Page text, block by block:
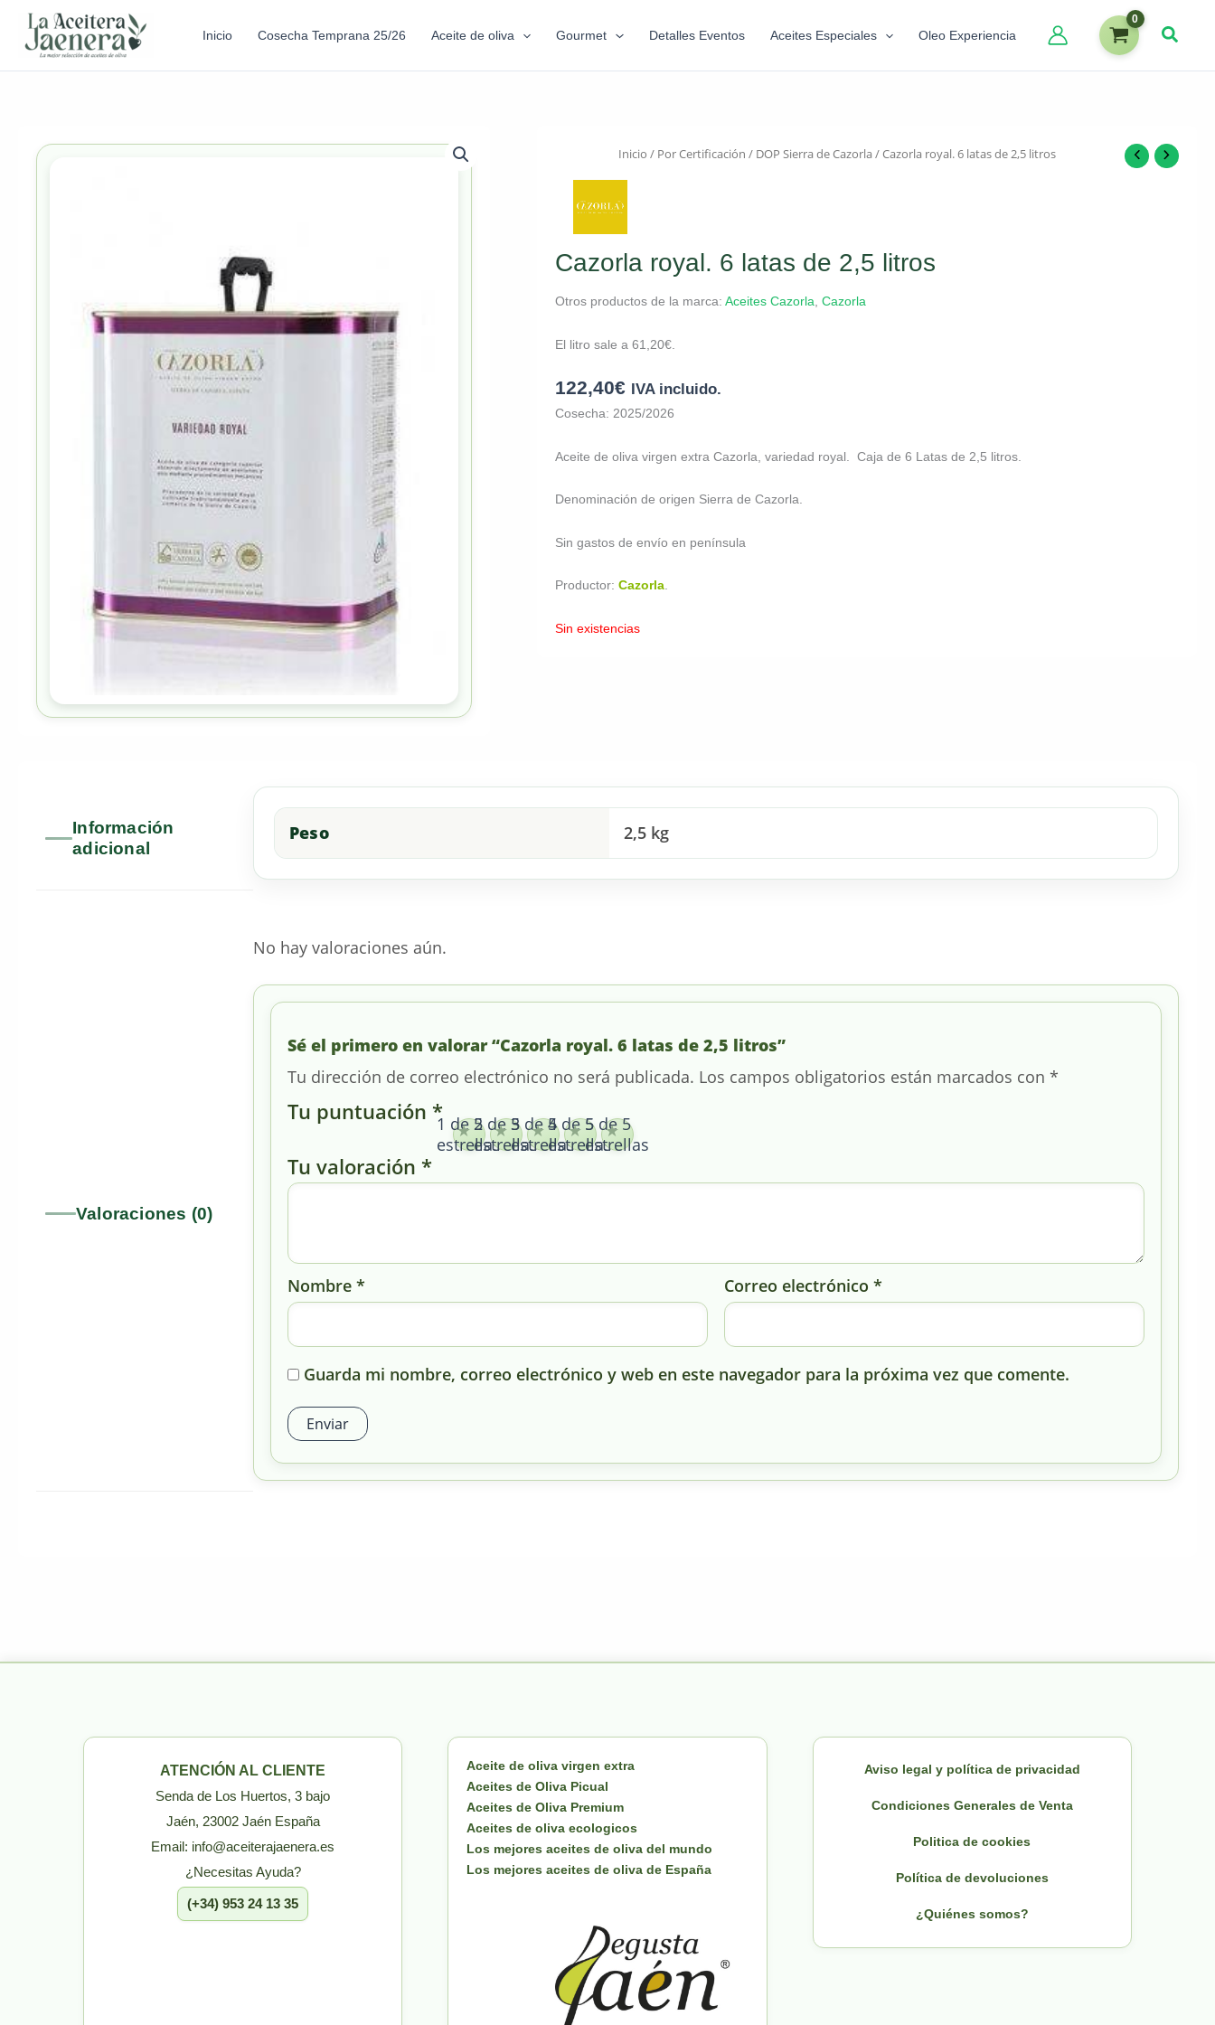
Inicio Cosecha Temprana 25/26 Aceite de oliva Gourmet Detalles Eventos Aceites Especiales Oleo Experiencia
Inicio / Por Certificación / DOP Sierra de Cazorla/ Cazorla royal. 6 latas de 2,5 litros
Cazorla royal. 6 latas de 2,5 litros
Otros productos de la marca: Aceites Cazorla Cazorla
El litro sale a 61,20€.
122,40€ IVA incluido.
Cosecha: 2025/2026
Aceite de oliva virgen extra Cazorla, variedad royal. Caja de 6 Latas de 2,5 litros.
Denominación de origen Sierra de Cazorla.
Sin gastos de envío en península
Productor: Cazorla.
Sin existencias
Información
adicional
Peso 2,5 kg
Valoraciones (0)
No hay valoraciones aún.
Sé el primero en valorar “Cazorla royal. 6 latas de 2,5 litros”
Tu dirección de correo electrónico no será publicada. Los campos obligatorios están marcados con *
Tu puntuación *1 de 5
estrellas
2 de 5
estrellas
3 de 5
estrellas
4 de 5
estrellas
5 de 5
estrellas
Tu valoración *
Nombre * Correo electrónico*
Guarda mi nombre, correo electrónico y web en este navegador para la próxima vez que comente.
ATENCIÓN AL CLIENTE
Senda de Los Huertos, 3 bajo
Jaén, 23002 Jaén España
Email: info@aceiterajaenera.es
¿Necesitas Ayuda?
(+34) 953 24 13 35
Aceite de oliva virgen extra
Aceites de Oliva Picual
Aceites de Oliva Premium
Aceites de oliva ecologicos
Los mejores aceites de oliva del mundo
Los mejores aceites de oliva de España
Aviso legal y política de privacidad
Condiciones Generales de Venta
Politica de cookies
Política de devoluciones
¿Quiénes somos?